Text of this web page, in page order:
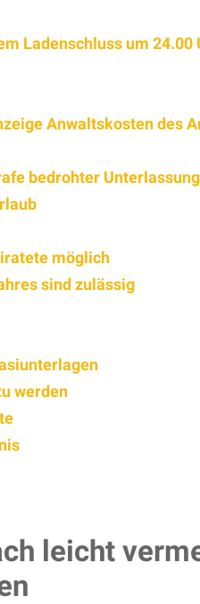
Ladenschluss um 24.00
Anwaltskosten des
bedrohter
möglich
sind zulässig
werden
leicht